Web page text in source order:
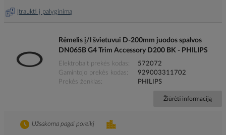
Įtraukti į palyginimą
Rėmelis į/l švietuvui D-200mm juodos spalvos
DN065B G4 Trim Accessory D200 BK - PHILIPS
Elektrobalt prekės kodas
572072
Gamintojo prekės kodas
929003311702
Prekės ženklas
PHILIPS
Žiūrėti informaciją
Užsakoma pagal poreikį